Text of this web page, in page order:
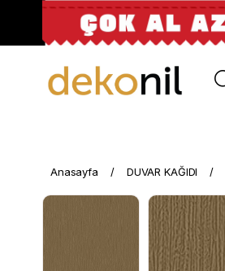
Anasayfa DUVAR KAĞIDI